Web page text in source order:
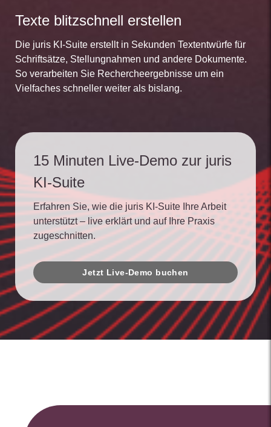
Texte blitzschnell erstellen
Die juris KI-Suite erstellt in Sekunden Textentwürfe für
Schriftsätze, Stellungnahmen und andere Dokumente.
So verarbeiten Sie Rechercheergebnisse um ein
Vielfaches schneller weiter als bislang.
15 Minuten Live-Demo zur juris
KI-Suite
Erfahren Sie, wie die juris KI-Suite Ihre Arbeit
unterstützt – live erklärt und auf Ihre Praxis
zugeschnitten.
Jetzt Live-Demo buchen